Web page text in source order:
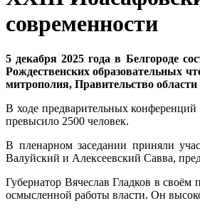
современности
5 декабря 2025 года в Белгороде
Рождественских образовательных
митрополия, Правительство
В ходе предварительных
превысило 2500 человек.
В пленарном заседании приняли
Валуйский и Алексеевский Савва,
Губернатор Вячеслав Гладков в
осмысленной работы власти. Он